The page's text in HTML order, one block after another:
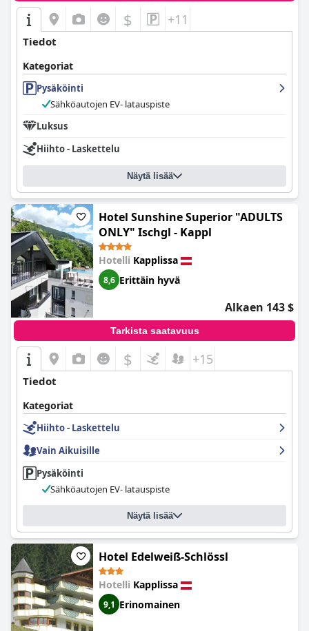
$ +11
Tiedot
Kategoriat
Pysäköinti
Sähköautojen EV- latauspiste
Luksus
Hiihto - Laskettelu
Näytä lisää
Hotel Sunshine Superior "ADULTS
ONLY" Ischgl - Kappl
Hotelli Kapplissa
8,6 Erittäin hyvä
Alkaen 143 $
Tarkista saatavuus
$ +15
Tiedot
Kategoriat
Hiihto - Laskettelu
Vain Aikuisille
Pysäköinti
Sähköautojen EV- latauspiste
Näytä lisää
Hotel Edelweiß-Schlössl
Hotelli Kapplissa
9,1 Erinomainen